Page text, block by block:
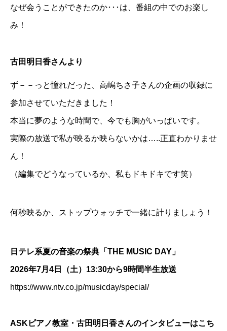
なぜ会うことができたのか･･･は、番組の中でのお楽し
み！
古田明日香さんより
ず－－っと憧れだった、高嶋ちさ子さんの企画の収録に
参加させていただきました！
本当に夢のような時間で、今でも胸がいっぱいです。
実際の放送で私が映るか映らないかは…..正直わかりませ
ん！
（編集でどうなっているか、私もドキドキです笑）
何秒映るか、ストップウォッチで一緒に計りましょう！
日テレ系夏の音楽の祭典「THE MUSIC DAY」
2026年7月4日（土）13:30から9時間半生放送
https://www.ntv.co.jp/musicday/special/
ASKピアノ教室・古田明日香さんのインタビューはこち